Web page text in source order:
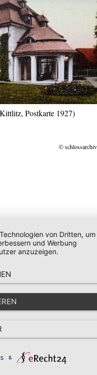
Postkarte 1927)
©
von Dritten, um
und Werbung
anzuzeigen.
&